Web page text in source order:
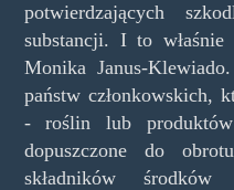
potwierdzających
substancji. I to właśnie
Monika Janus-
państw członkowskich,
- roślin lub
dopuszczone do
składników środków